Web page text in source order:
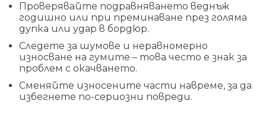
Проверявайте подравняването веднъж
годишно или при преминаване през голяма
дупка или удар в бордюр.
Следете за шумове и неравномерно
износване на гумите – това често е знак за
проблем с окачването.
Сменяйте износените части навреме, за да
избегнете по-сериозни повреди.